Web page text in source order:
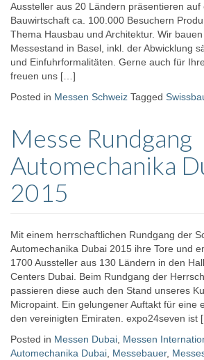
Aussteller aus 20 Ländern präsentieren
Bauwirtschaft ca. 100.000 Besuchern
Thema Hausbau und Architektur. Wir
Messestand in Basel, inkl. der Abwicklung
und Einfuhrformalitäten. Gerne auch für
freuen uns […]
Posted in Messen Schweiz Tagged
Messe Rundgang
Automechanika
2015
Mit einem herrschaftlichen Rundgang der
Automechanika Dubai 2015 ihre Tore und
1700 Aussteller aus 130 Ländern in den
Centers Dubai. Beim Rundgang der
passieren diese auch den Stand unseres
Micropaint. Ein gelungener Auftakt für eine
den vereinigten Emiraten. expo24seven ist
Posted in Messen Dubai Messen
Automechanika Dubai Messebauer,